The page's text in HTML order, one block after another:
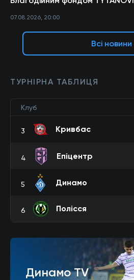
07.08.2026, 20:00
Всі новини
ТУРНІРНА ТАБЛИЦЯ
Клуб
3 Кривбас
4 Епіцентр
5 Динамо
6 Полісся
Динамо TV